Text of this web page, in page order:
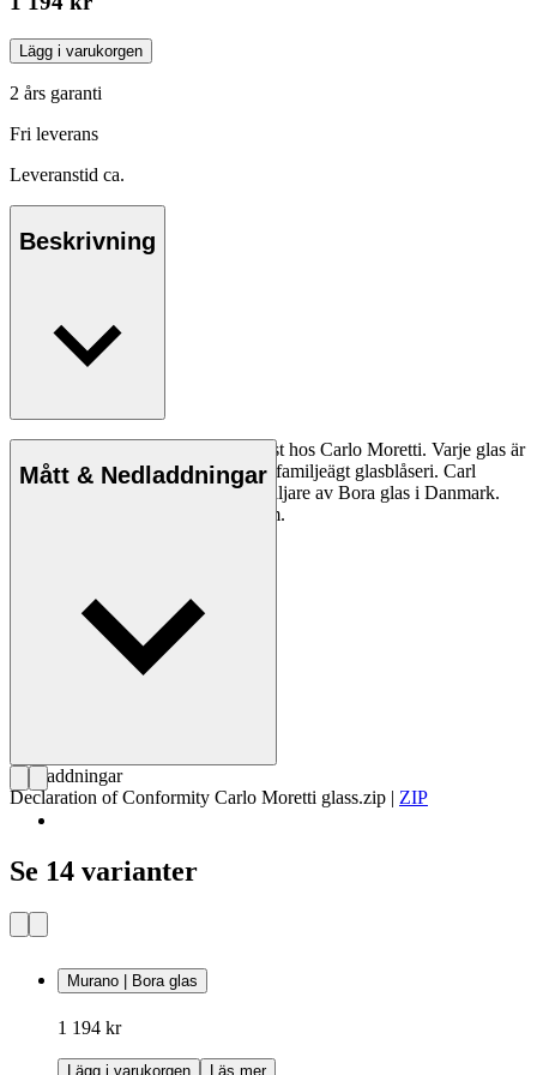
Lägg i varukorgen
2 års garanti
Fri leverans
Leveranstid ca.
Beskrivning
Bora glas i Muranokristall, munblåst hos Carlo Moretti. Varje glas är
tillverkat i ett begränsat antal på ett familjeägt glasblåseri. Carl
Hansen & Søn är exklusiv återförsäljare av Bora glas i Danmark.
Tål ej maskindisk. Mått: ca 105 mm.
Mått & Nedladdningar
Nedladdningar
Declaration of Conformity Carlo Moretti glass.zip | ZIP
Se 14 varianter
Murano | Bora glas
1 194 kr
Lägg i varukorgen Läs mer